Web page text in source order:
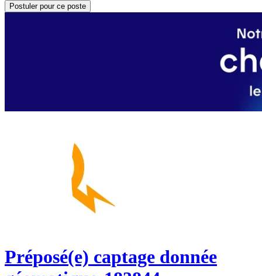
Postuler pour ce poste
Préposé(e) captage donnée